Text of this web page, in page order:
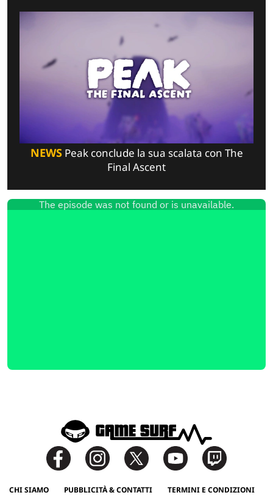
NEWSPeak conclude la sua scalata con The
Final Ascent
CHI SIAMO PUBBLICITÀ & CONTATTI TERMINI E CONDIZIONI